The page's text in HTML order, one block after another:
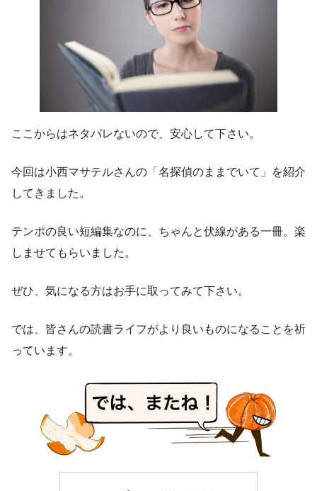
ここからはネタバレないので、安心して下さい。
今回は小西マサテルさんの「名探偵のままでいて」を紹介
してきました。
テンポの良い短編集なのに、ちゃんと伏線がある一冊。楽
しませてもらいました。
ぜひ、気になる方はお手に取ってみて下さい。
では、皆さんの読書ライフがより良いものになることを祈
っています。